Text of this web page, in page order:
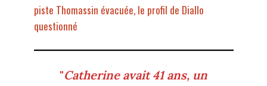
piste Thomassin évacuée, le profil de Diallo
questionné
"Catherine avait 41 ans, un